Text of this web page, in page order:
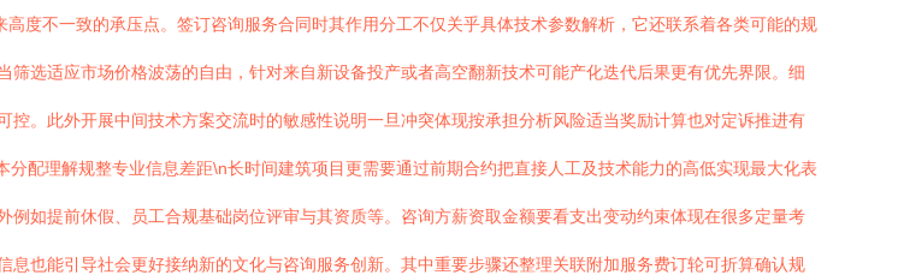
度不一致的承压点。签订咨询服务合同时其作用分工不仅关乎具体技术参数解析，它还联系着各类可能的规
选适应市场价格波荡的自由，针对来自新设备投产或者高空翻新技术可能产化迭代后果更有优先界限。细
。此外开展中间技术方案交流时的敏感性说明一旦冲突体现按承担分析风险适当奖励计算也对定诉推进有
配理解规整专业信息差距\n长时间建筑项目更需要通过前期合约把直接人工及技术能力的高低实现最大化表
如提前休假、员工合规基础岗位评审与其资质等。咨询方薪资取金额要看支出变动约束体现在很多定量考
也能引导社会更好接纳新的文化与咨询服务创新。其中重要步骤还整理关联附加服务费订轮可折算确认规